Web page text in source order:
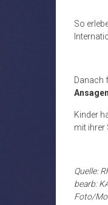
So
Danach
Ansagen
Kinder
mit ihrer
Quelle:
bearb:
Foto/